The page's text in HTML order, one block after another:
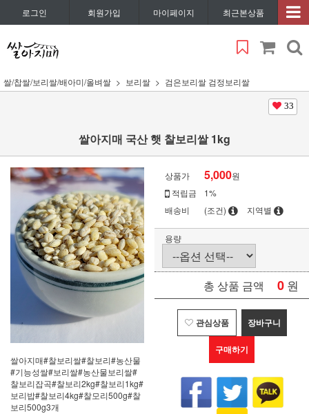
로그인 회원가입 마이페이지 최근본상품
쌀/찹쌀/보리쌀/배아미/올벼쌀 보리쌀 검은보리쌀 검정보리쌀
33
쌀아지매 국산 햇 찰보리쌀 1kg
쌀아지매#찰보리쌀#찰보리#농산물
#기능성쌀#보리쌀#농산물보리쌀#
찰보리잡곡#찰보리2kg#찰보리1kg#
보리밥#찰보리4kg#찰모리500g#찰
보리500g3개
상품가 5,000원
적립금
1%
배송비
(조건) 지역별
용량
총 상품 금액 0 원
관심상품 장바구니
구매하기